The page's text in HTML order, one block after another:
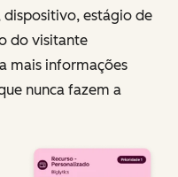
estágio de
do visitante
mais informações
nunca fazem a